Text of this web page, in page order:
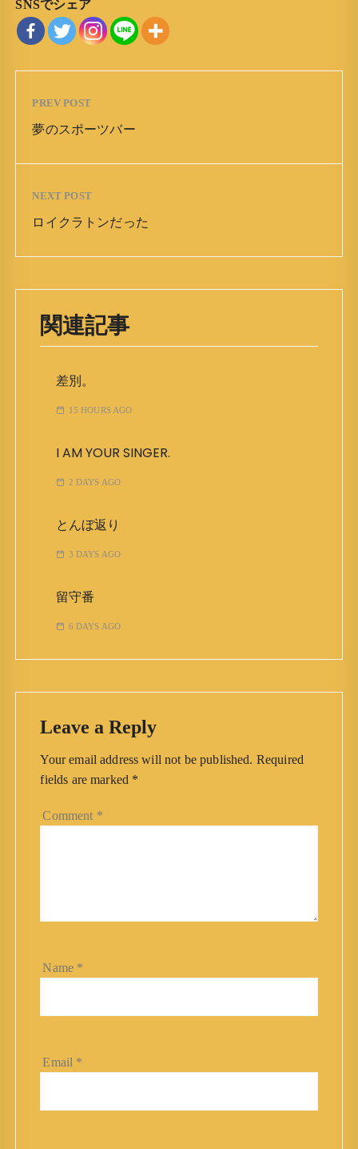
SNSでシェア
PREV POST
夢のスポーツバー
NEXT POST
ロイクラトンだった
関連記事
差別。
15 HOURS AGO
I AM YOUR SINGER.
2 DAYS AGO
とんぼ返り
3 DAYS AGO
留守番
6 DAYS AGO
Leave a Reply
Your email address will not be published. Required
fields are marked *
Comment *
Name *
Email *